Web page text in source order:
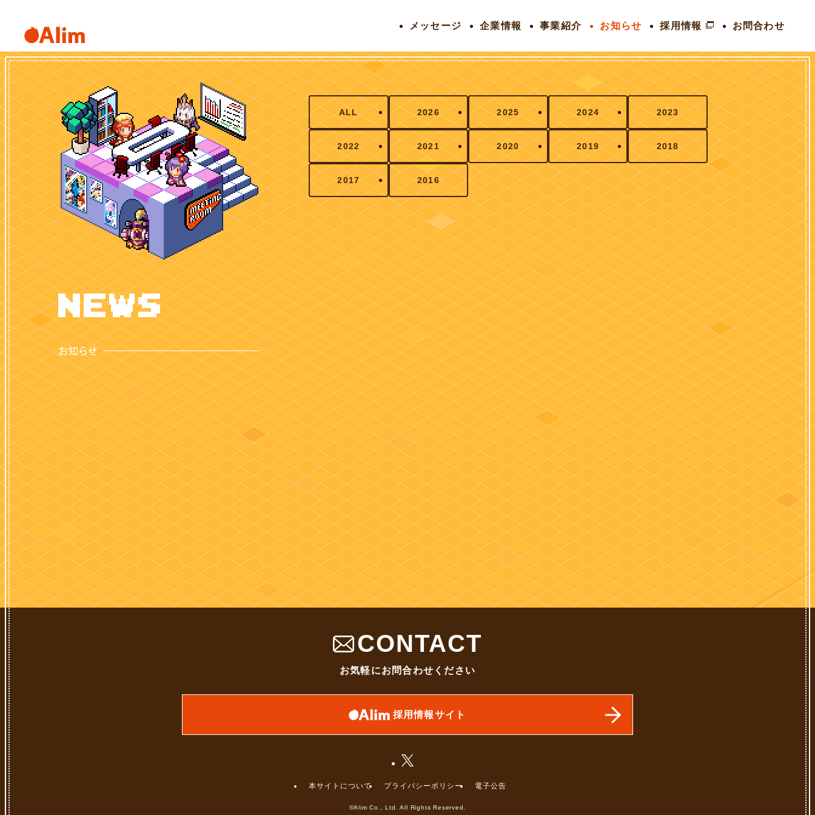
メッセージ 企業情報 事業紹介 お知らせ 採用情報 お問合わせ
ALL 2026 2025 2024 2023
2022 2021 2020 2019 2018
2017 2016
CONTACT
お気軽にお問合わせください
採用情報サイト
本サイトについて プライバシーポリシー 電子公告
©Alim Co., Ltd. All Rights Reserved.